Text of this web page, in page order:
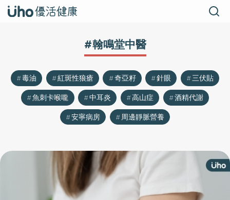
#翰鳴堂中醫
毒油 紅斑性狼瘡 奇亞籽 針眼
三伏貼
魚刺卡喉嚨
中耳炎 高山症
酒精代謝
安寧病房
周邊靜脈營養